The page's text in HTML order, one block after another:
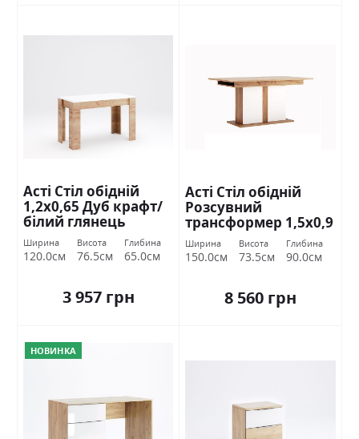
Асті Стіл обідній
1,2х0,65 Дуб крафт/
білий глянець
Міромарк
Ширина
120.0см
Висота
76.5см
Глибина
65.0см
3 957 грн
Асті Стіл обідній
Розсувний
трансформер 1,5х0,9
Дуб крафт/білий
глянець Міромарк
Ширина
150.0см
Висота
73.5см
Глибина
90.0см
8 560 грн
НОВИНКА